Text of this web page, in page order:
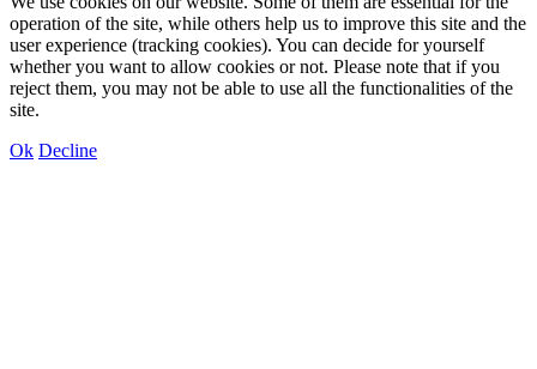
operation of the site, while others help us to improve this site and the
user experience (tracking cookies). You can decide for yourself
whether you want to allow cookies or not. Please note that if you
reject them, you may not be able to use all the functionalities of the
site.
Ok Decline